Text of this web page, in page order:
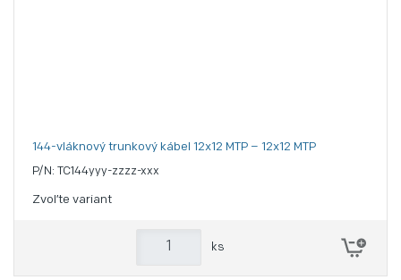
144-vláknový trunkový kábel 12x12 MTP – 12x12 MTP
P/N: TC144yyy-zzzz-xxx
Zvoľte variant
ks